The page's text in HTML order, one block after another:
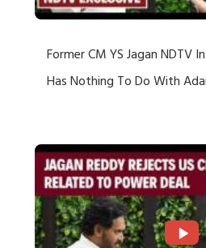
Former CM YS Jagan NDTV
Has Nothing To Do With